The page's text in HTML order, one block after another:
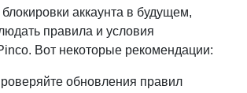
аккаунта в будущем,
правила и условия
Вот некоторые рекомендации:
обновления правил